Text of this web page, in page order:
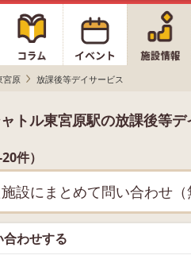
宮原 放課後等デイサービス
トル東宮原駅の放課後等
件）
設にまとめて問い合わせ（
合わせする